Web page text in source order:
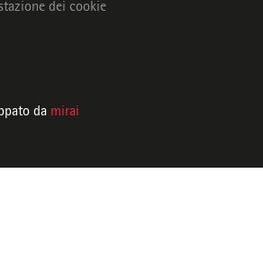
dei cookie
da mirai